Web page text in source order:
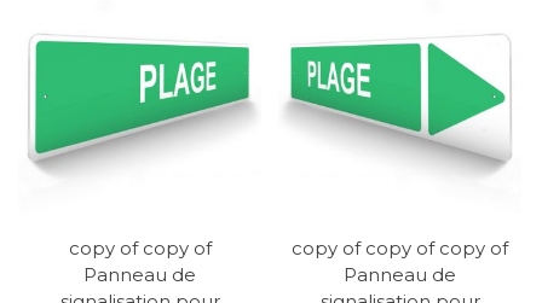
copy of copy of
Panneau de
copy of copy of copy of
Panneau de